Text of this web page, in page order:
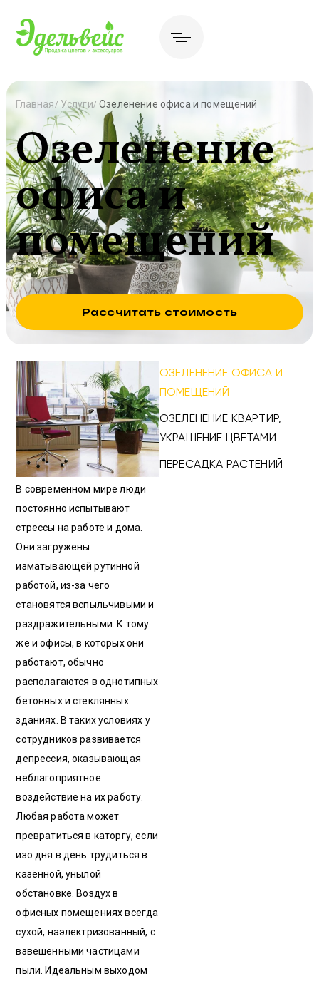
Главная Услуги Озеленение офиса и помещений
Озеленение
офиса и
помещений
Рассчитать стоимость
В современном мире люди
постоянно испытывают
стрессы на работе и дома.
Они загружены
изматывающей рутинной
работой, из-за чего
становятся вспыльчивыми и
раздражительными. К тому
же и офисы, в которых они
работают, обычно
располагаются в однотипных
бетонных и стеклянных
зданиях. В таких условиях у
сотрудников развивается
депрессия, оказывающая
неблагоприятное
воздействие на их работу.
Любая работа может
превратиться в каторгу, если
изо дня в день трудиться в
казённой, унылой
обстановке. Воздух в
офисных помещениях всегда
сухой, наэлектризованный, с
взвешенными частицами
пыли. Идеальным выходом
ОЗЕЛЕНЕНИЕ ОФИСА И
ПОМЕЩЕНИЙ
ОЗЕЛЕНЕНИЕ КВАРТИР,
УКРАШЕНИЕ ЦВЕТАМИ
ПЕРЕСАДКА РАСТЕНИЙ